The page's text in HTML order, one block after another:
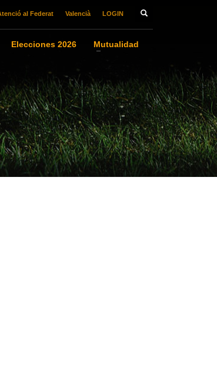
al Federat Valencià LOGIN
Elecciones 2026
Mutualidad